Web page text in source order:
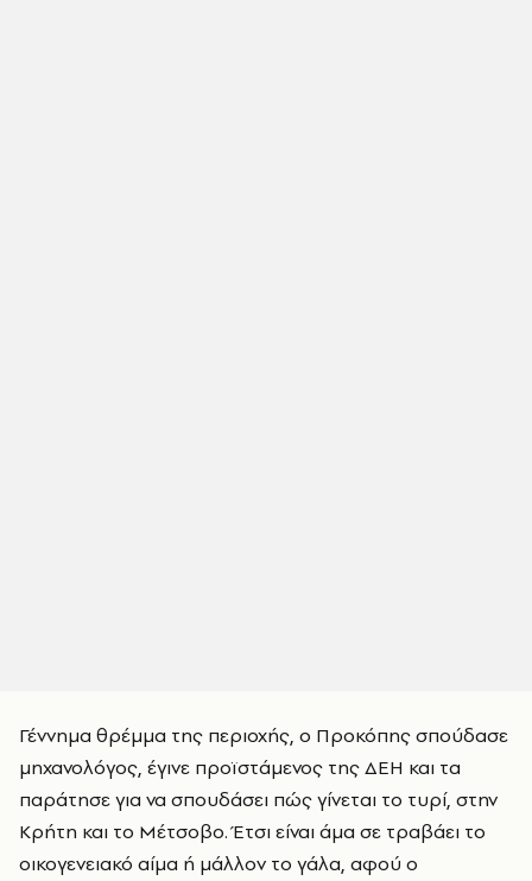
Γέννημα θρέμμα της περιοχής, ο Προκόπης σπούδασε
μηχανολόγος, έγινε προϊστάμενος της ΔΕΗ και τα
παράτησε για να σπουδάσει πώς γίνεται το τυρί, στην
Κρήτη και το Μέτσοβο. Έτσι είναι άμα σε τραβάει το
οικογενειακό αίμα ή μάλλον το γάλα, αφού ο